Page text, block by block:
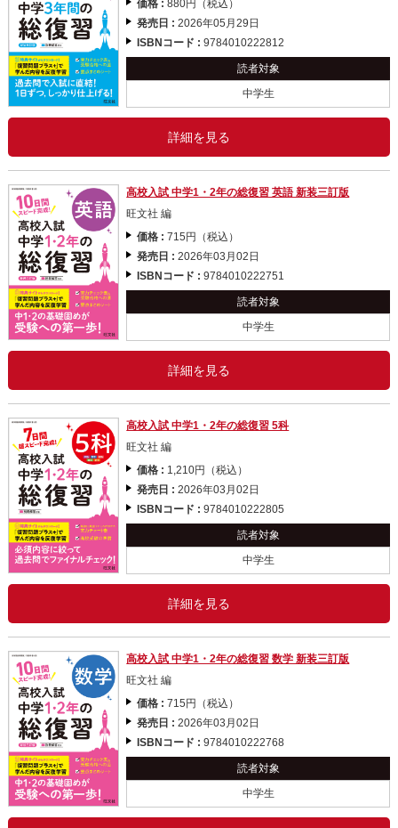
価格 :880円（税込）
発売日 :2026年05月29日
ISBNコード :9784010222812
読者対象
中学生
詳細を見る
高校入試 中学1・2年の総復習 英語 新装三訂版
旺文社 編
価格 :715円（税込）
発売日 :2026年03月02日
ISBNコード :9784010222751
読者対象
中学生
詳細を見る
高校入試 中学1・2年の総復習 5科
旺文社 編
価格 : 1,210円（税込）
発売日 :2026年03月02日
ISBNコード :9784010222805
読者対象
中学生
詳細を見る
高校入試 中学1・2年の総復習 数学 新装三訂版
旺文社 編
価格 :715円（税込）
発売日 :2026年03月02日
ISBNコード :9784010222768
読者対象
中学生